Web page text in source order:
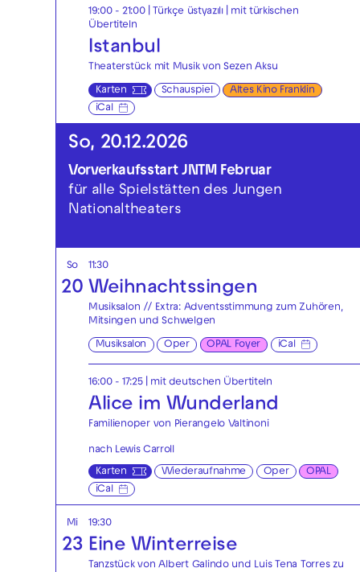
19:00 - 21:00|
Türkçe üstyazılı | mit türkischen
Übertiteln
Istanbul
Theaterstück mit Musik von Sezen Aksu
Karten Schauspiel
Altes Kino Franklin
iCal
So, 20.12.2026
Vorverkaufsstart JNTM Februar
für alle Spielstätten des Jungen
Nationaltheaters
So
20
11:30
Weihnachtssingen
Musiksalon // Extra: Adventsstimmung zum Zuhören,
Mitsingen und Schwelgen
Musiksalon Oper OPAL Foyer iCal
16:00 - 17:25| mit deutschen Übertiteln
Alice im Wunderland
Familienoper von Pierangelo Valtinoni
nach Lewis Carroll
Karten Wiederaufnahme Oper
OPAL
iCal
Mi
23
19:30
Eine Winterreise
Tanzstück von Albert Galindo und Luis Tena Torres zu